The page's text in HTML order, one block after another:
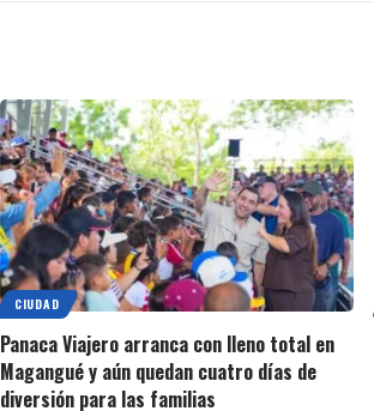
CIUDAD
Panaca Viajero arranca con lleno total en
Magangué y aún quedan cuatro días de
diversión para las familias